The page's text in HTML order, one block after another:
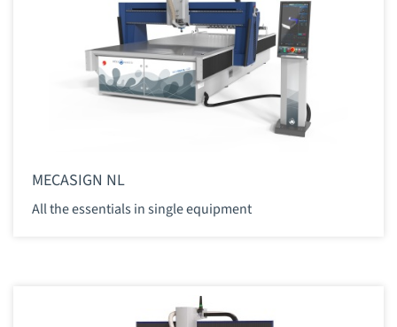
MECASIGN NL
All the essentials in single equipment